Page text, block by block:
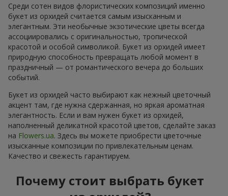
Среди сотен видов флористических композиций именно
букет из орхидей считается самым изысканным и
элегантным. Эти необычные экзотические цветы всегда
ассоциировались с оригинальностью, тропической
красотой и особой символикой. Букет из орхидей имеет
природную способность превращать любой момент в
праздничный — от романтического вечера до больших
событий.
Букет из орхидей часто выбирают как нежный цветочный
акцент там, где нужна сдержанная, но яркая ароматная
элегантность. Если и вам нужен букет из орхидей,
наполненный деликатной красотой цветов, сделайте заказ
на Flowers.ua. Здесь вы можете приобрести цветочные
изысканные композиции по привлекательным ценам.
Качество и свежесть гарантируем.
Почему стоит выбрать букет